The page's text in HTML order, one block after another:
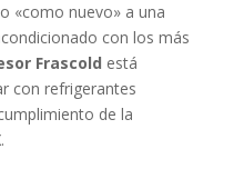
«como nuevo» a una
con los más
Frascold está
con refrigerantes
de la
.